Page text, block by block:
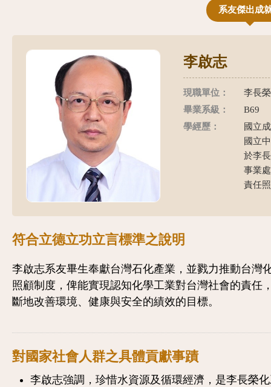
系友傑出成
李啟志
現職單位：
李長
畢業系級：
B69
學經歷：
國立
國立
於李
事業
責任
符合立德立功立言標準之說明
李啟志系友畢生奉獻台灣石化產業 ， 並戮力推動台灣
照顧制 度，俾能實現認知化學工業對台灣社會的責任
斷地改善環境、 健康與安全的績效的目標。
對國家社會人群之具體貢獻事蹟
李啟志強調，珍惜水資源及循環經濟，是李長榮